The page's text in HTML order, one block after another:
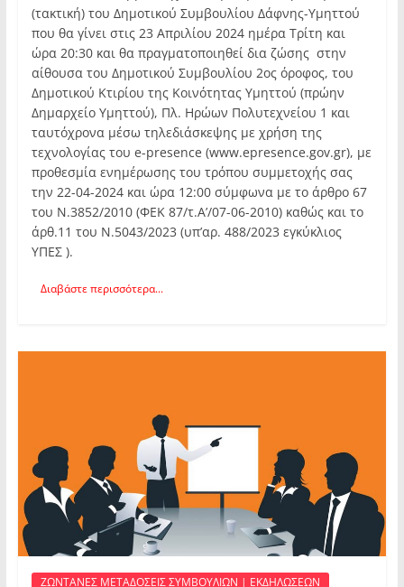
(τακτική) του Δημοτικού Συμβουλίου Δάφνης-Υμηττού
που θα γίνει στις 23 Απριλίου 2024 ημέρα Τρίτη και
ώρα 20:30 και θα πραγματοποιηθεί δια ζώσης στην
αίθουσα του Δημοτικού Συμβουλίου 2ος όροφος, του
Δημοτικού Κτιρίου της Κοινότητας Υμηττού (πρώην
Δημαρχείο Υμηττού), Πλ. Ηρώων Πολυτεχνείου 1 και
ταυτόχρονα μέσω τηλεδιάσκεψης με χρήση της
τεχνολογίας του e-presence (www.epresence.gov.gr), με
προθεσμία ενημέρωσης του τρόπου συμμετοχής σας
την 22-04-2024 και ώρα 12:00 σύμφωνα με το άρθρο 67
του Ν.3852/2010 (ΦΕΚ 87/τ.Α’/07-06-2010) καθώς και το
άρθ.11 του Ν.5043/2023 (υπ’αρ. 488/2023 εγκύκλιος
ΥΠΕΣ ).
Διαβάστε περισσότερα...
ΖΩΝΤΑΝΕΣ ΜΕΤΑΔΟΣΕΙΣ ΣΥΜΒΟΥΛΙΩΝ | ΕΚΔΗΛΩΣΕΩΝ